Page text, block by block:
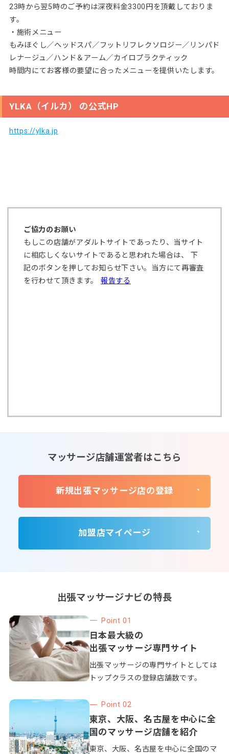
23時から翌5時のご予約は深夜料金3300円を頂戴しておりま
す。
・施術メニュー
もみほぐし／ヘッドスパ／フットリフレクソロジー／リンパド
レナージュ／ハンド＆アーム／カイロプラクティック
時間内にてお客様の要望に合ったメニューを提供いたします。
YLKA（イルカ） の公式HP
https://ylka.jp
ご協力のお願い
もしこの店舗がアダルトサイトであったり、当サイト
に相応しくないサイトであると思われた場合は、 下
記のボタンを押してお知らせ下さい。当方にて再審査
を行わせて頂きます。 報告する
マッサージ店舗運営者はこちら
新規出張マッサージ店の登録
加盟店マイページ
出張マッサージナビの特長
Point 01
日本最大級の
出張マッサージ専門サイト
出張マッサージの専門サイトとしては
トップクラスの登録店舗数です。
Point 02
東京、大阪、名古屋を中心に全
国のマッサージ店舗を紹介
東京、大阪、名古屋を中心に全国のマ